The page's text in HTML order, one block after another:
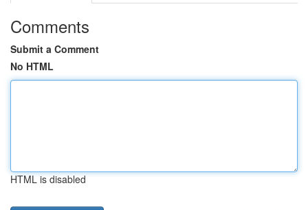
Comments
Submit a Comment
No HTML
HTML is disabled